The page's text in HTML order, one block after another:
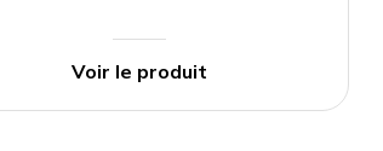
Voir le produit